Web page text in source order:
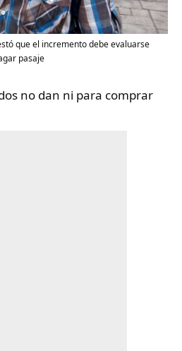
que el incremento debe evaluarse
pasaje
no dan ni para comprar